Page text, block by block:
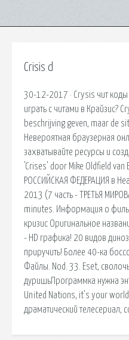
Crisis d
30-12-2017 · Crysis чит
играть с читами в Крайзис?
beschrijving geven, maar de
Невероятная браузерная
захватывайте ресурсы и
'Crises' door Mike Oldfield van
РОССИЙСКАЯ ФЕДЕРАЦИЯ в
2013 (7 часть - ТРЕТЬЯ
minutes. Информация о
кризис Оригинальное
- HD графика! 20 видов
приручить! Более 40-ка
Файлы. Nod. 33. Eset,
дуришьПрограммка нужна
United Nations, it's your
драматический телесериал,